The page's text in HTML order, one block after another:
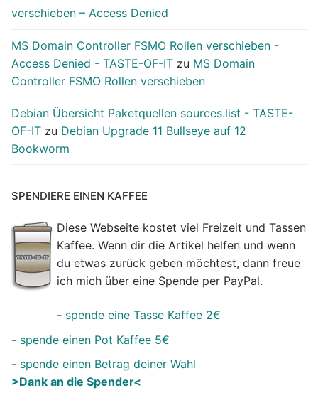
verschieben – Access Denied
MS Domain Controller FSMO Rollen verschieben -
Access Denied - TASTE-OF-IT zu MS Domain
Controller FSMO Rollen verschieben
Debian Übersicht Paketquellen sources.list - TASTE-
OF-IT zu Debian Upgrade 11 Bullseye auf 12
Bookworm
SPENDIERE EINEN KAFFEE
Diese Webseite kostet viel Freizeit und Tassen
Kaffee. Wenn dir die Artikel helfen und wenn
du etwas zurück geben möchtest, dann freue
ich mich über eine Spende per PayPal.
- spende eine Tasse Kaffee 2€
- spende einen Pot Kaffee 5€
- spende einen Betrag deiner Wahl
>Dank an die Spender<